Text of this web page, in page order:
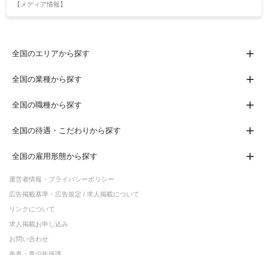
【メディア情報】
全国のエリアから探す
全国の業種から探す
全国の職種から探す
全国の待遇・こだわりから探す
全国の雇用形態から探す
運営者情報・プライバシーポリシー
広告掲載基準・広告規定 / 求人掲載について
リンクについて
求人掲載お申し込み
お問い合わせ